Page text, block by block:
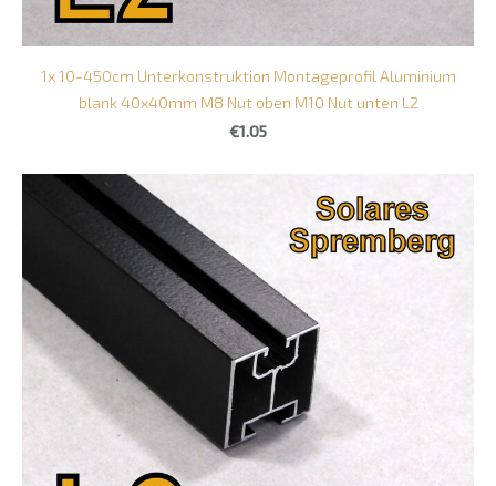
1x 10-450cm Unterkonstruktion Montageprofil Aluminium
blank 40x40mm M8 Nut oben M10 Nut unten L2
€1.05